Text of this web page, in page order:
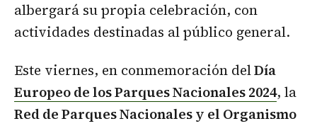
albergará su propia celebración, con
actividades destinadas al público general.
Este viernes, en conmemoración delDía
Europeo de los Parques Nacionales 2024, la
Red de Parques Nacionales y el Organismo